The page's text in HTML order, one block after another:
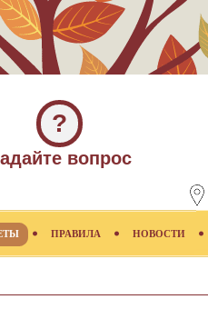
?
вопрос
ПРАВИЛА НОВОСТИ